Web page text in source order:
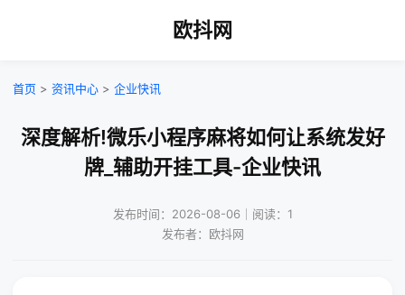
欧抖网
首页 > 资讯中心 > 企业快讯
深度解析!微乐小程序麻将如何让系统发好
牌_辅助开挂工具-企业快讯
发布时间：2026-08-06｜阅读：1
发布者：欧抖网